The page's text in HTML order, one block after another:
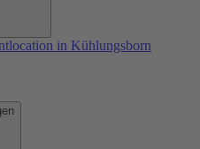
in Kühlungsborn